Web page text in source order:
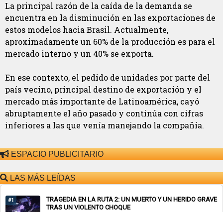
La principal razón de la caída de la demanda se
encuentra en la disminución en las exportaciones de
estos modelos hacia Brasil. Actualmente,
aproximadamente un 60% de la producción es para el
mercado interno y un 40% se exporta.
En ese contexto, el pedido de unidades por parte del
país vecino, principal destino de exportación y el
mercado más importante de Latinoamérica, cayó
abruptamente el año pasado y continúa con cifras
inferiores a las que venía manejando la compañía.
ESPACIO PUBLICITARIO
LAS MÁS LEÍDAS
#1
TRAGEDIA EN LA RUTA 2: UN MUERTO Y UN HERIDO GRAVE
TRAS UN VIOLENTO CHOQUE